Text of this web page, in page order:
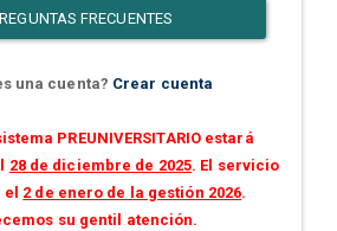
FRECUENTES
una cuenta? Crear cuenta
PREUNIVERSITARIO estará
28 de diciembre de 2025. El servicio
2 de enero de la gestión 2026.
su gentil atención.